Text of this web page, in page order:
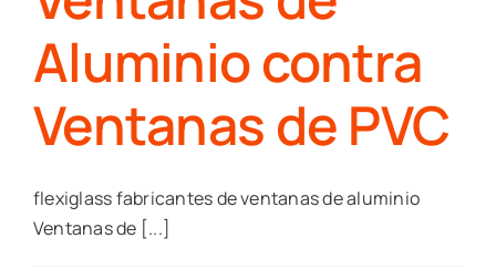
Aluminio contra
Ventanas de PVC
flexiglass fabricantes de ventanas de aluminio
Ventanas de [...]